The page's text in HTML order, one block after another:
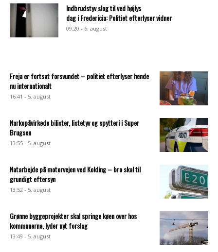
Indbrudstyv slog til ved højlys
dag i Fredericia: Politiet efterlyser vidner
09:20 - 6. august
Freja er fortsat forsvundet – politiet efterlyser hende
nu internationalt
16:41 - 5. august
Narkopåvirkede bilister, listetyv og spytteri i Super
Brugsen
13:55 - 5. august
Natarbejde på motorvejen ved Kolding – bro skal til
grundigt eftersyn
13:52 - 5. august
Grønne byggeprojekter skal springe køen over hos
kommunerne, lyder nyt forslag
13:49 - 5. august